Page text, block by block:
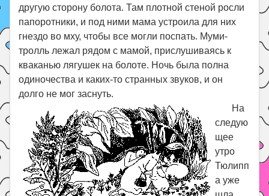
другую сторону болота. Там плотной стеной росли
папоротники, и под ними мама устроила для них
гнездо во мху, чтобы все могли поспать. Муми-
тролль лежал рядом с мамой, прислушиваясь к
кваканью лягушек на болоте. Ночь была полна
одиночества и каких-то странных звуков, и он
долго не мог заснуть.
На
следую
щее
утро
Тюлипп
а уже